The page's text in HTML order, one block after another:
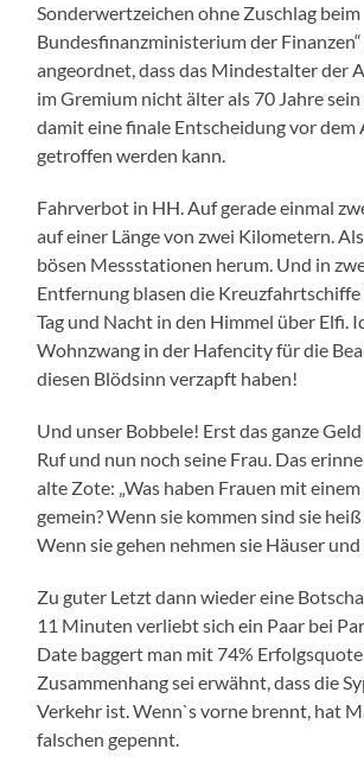
Sonderwertzeichen ohne Zuschlag beim
Bundesfinanzministerium der
angeordnet, dass das Mindestalter der
im Gremium nicht älter als 70 Jahre sein
damit eine finale Entscheidung vor dem
getroffen werden kann.
Fahrverbot in HH. Auf gerade einmal
auf einer Länge von zwei Kilometern.
bösen Messstationen herum. Und in
Entfernung blasen die Kreuzfahrtschiffe
Tag und Nacht in den Himmel über Elfi.
Wohnzwang in der Hafencity für die
diesen Blödsinn verzapft haben!
Und unser Bobbele! Erst das ganze
Ruf und nun noch seine Frau. Das
alte Zote: „Was haben Frauen mit
gemein? Wenn sie kommen sind sie
Wenn sie gehen nehmen sie Häuser und
Zu guter Letzt dann wieder eine
11 Minuten verliebt sich ein Paar bei
Date baggert man mit 74%
Zusammenhang sei erwähnt, dass die
Verkehr ist. Wenn`s vorne brennt, hat
falschen gepennt.